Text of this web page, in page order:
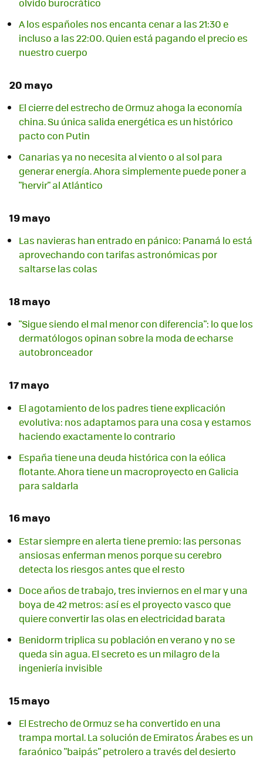
A los españoles nos encanta cenar a las 21:30 e
incluso a las 22:00. Quien está pagando el precio es
nuestro cuerpo
20 mayo
El cierre del estrecho de Ormuz ahoga la economía
china. Su única salida energética es un histórico
pacto con Putin
Canarias ya no necesita al viento o al sol para
generar energía. Ahora simplemente puede poner a
"hervir" al Atlántico
19 mayo
Las navieras han entrado en pánico: Panamá lo está
aprovechando con tarifas astronómicas por
saltarse las colas
18 mayo
"Sigue siendo el mal menor con diferencia": lo que los
dermatólogos opinan sobre la moda de echarse
autobronceador
17 mayo
El agotamiento de los padres tiene explicación
evolutiva: nos adaptamos para una cosa y estamos
haciendo exactamente lo contrario
España tiene una deuda histórica con la eólica
flotante. Ahora tiene un macroproyecto en Galicia
para saldarla
16 mayo
Estar siempre en alerta tiene premio: las personas
ansiosas enferman menos porque su cerebro
detecta los riesgos antes que el resto
Doce años de trabajo, tres inviernos en el mar y una
boya de 42 metros: así es el proyecto vasco que
quiere convertir las olas en electricidad barata
Benidorm triplica su población en verano y no se
queda sin agua. El secreto es un milagro de la
ingeniería invisible
15 mayo
El Estrecho de Ormuz se ha convertido en una
trampa mortal. La solución de Emiratos Árabes es un
faraónico "baipás" petrolero a través del desierto